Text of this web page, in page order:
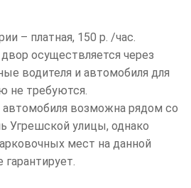
– платная, 150 р. /час.
осуществляется через
водителя и автомобиля для
не требуются.
автомобиля возможна рядом со
Угрешской улицы, однако
мест на данной
гарантирует.